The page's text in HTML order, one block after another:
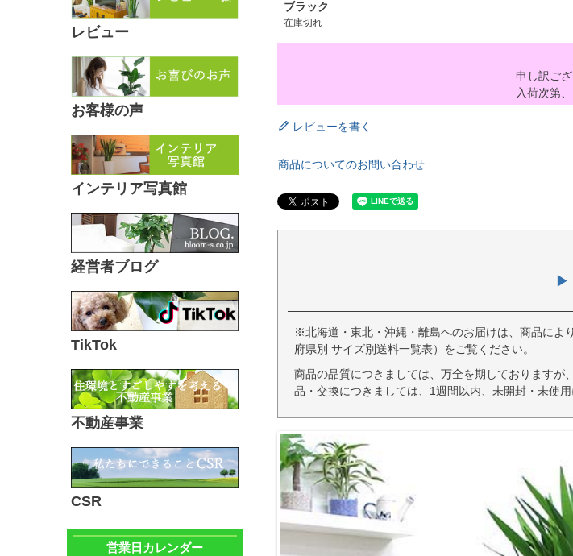
レビュー
お客様の声
インテリア写真館
経営者ブログ
TikTok
不動産事業
CSR
営業日カレンダー
ブラック
在庫切れ
申し訳ご
入荷次第、
レビューを書く
商品についてのお問い合わせ
▶
※北海道・東北・沖縄・離島へのお届けは、商品によ
府県別 サイズ別送料一覧表）をご覧ください。
商品の品質につきましては、万全を期しておりますが
品・交換につきましては、1週間以内、未開封・未使用